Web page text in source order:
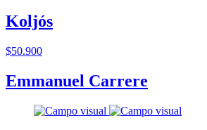
Koljós
$50.900
Emmanuel Carrere